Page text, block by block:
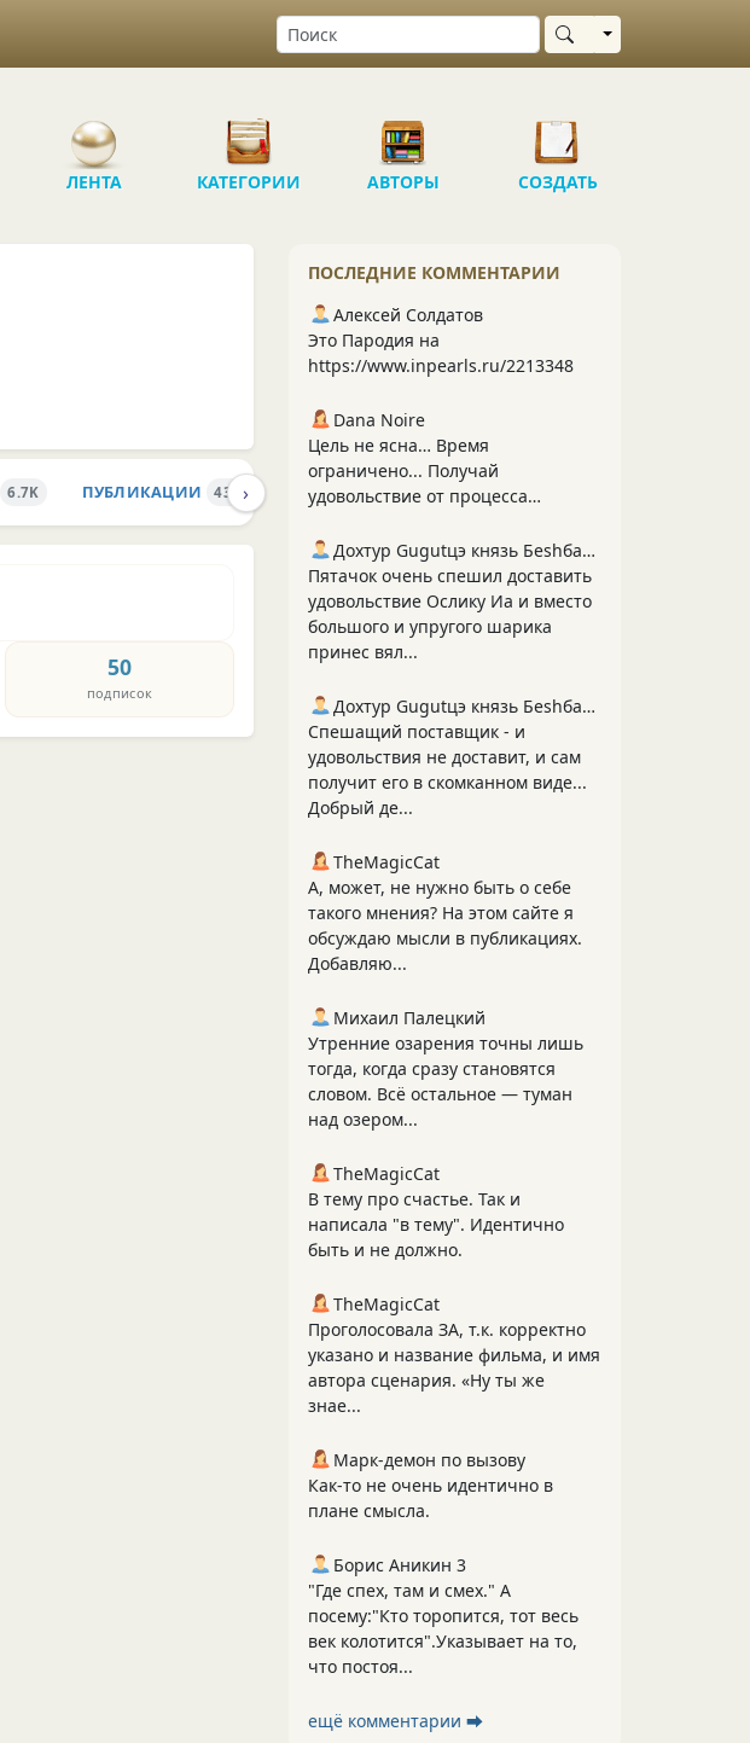
Выбрать область
ЛЕНТА КАТЕГОРИИ АВТОРЫ СОЗДАТЬ
6.7K ПУБЛИКАЦИИ 434 ПОДПИСЧИКИ 350 ПОДПИСКИ
›
50
подписок
ПОСЛЕДНИЕ КОММЕНТАРИИ
Алексей Солдатов
Это Пародия на
https://www.inpearls.ru/2213348
Dana Noire
Цель не ясна… Время
ограничено... Получай
удовольствие от процесса…
Дохтур Gugutцэ князь Беshбармакоff
Пятачок очень спешил доставить
удовольствие Ослику Иа и вместо
большого и упругого шарика
принес вял...
Дохтур Gugutцэ князь Беshбармакоff
Спешащий поставщик - и
удовольствия не доставит, и сам
получит его в скомканном виде...
Добрый де...
TheMagicCat
А, может, не нужно быть о себе
такого мнения? На этом сайте я
обсуждаю мысли в публикациях.
Добавляю...
Михаил Палецкий
Утренние озарения точны лишь
тогда, когда сразу становятся
словом. Всё остальное — туман
над озером...
TheMagicCat
В тему про счастье. Так и
написала "в тему". Идентично
быть и не должно.
TheMagicCat
Проголосовала ЗА, т.к. корректно
указано и название фильма, и имя
автора сценария. «Ну ты же
знае...
Марк-демон по вызову
Как-то не очень идентично в
плане смысла.
Борис Аникин 3
"Где спех, там и смех." А
посему:"Кто торопится, тот весь
век колотится".Указывает на то,
что постоя...
ещё комментарии ⮕